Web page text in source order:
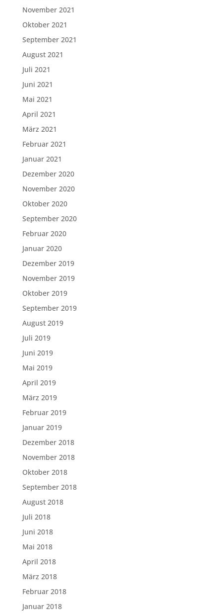
November 2021
Oktober 2021
September 2021
August 2021
Juli 2021
Juni 2021
Mai 2021
April 2021
März 2021
Februar 2021
Januar 2021
Dezember 2020
November 2020
Oktober 2020
September 2020
Februar 2020
Januar 2020
Dezember 2019
November 2019
Oktober 2019
September 2019
August 2019
Juli 2019
Juni 2019
Mai 2019
April 2019
März 2019
Februar 2019
Januar 2019
Dezember 2018
November 2018
Oktober 2018
September 2018
August 2018
Juli 2018
Juni 2018
Mai 2018
April 2018
März 2018
Februar 2018
Januar 2018